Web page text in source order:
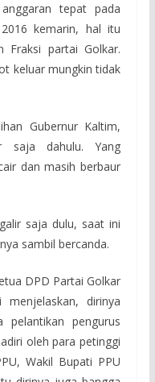
tepat pada
kemarin, hal itu
Fraksi partai Golkar.
keluar mungkin tidak
Gubernur Kaltim,
saja dahulu. Yang
dan masih berbaur
saja dulu, saat ini
sambil bercanda.
DPD Partai Golkar
menjelaskan, dirinya
pelantikan pengurus
oleh para petinggi
Wakil Bupati PPU